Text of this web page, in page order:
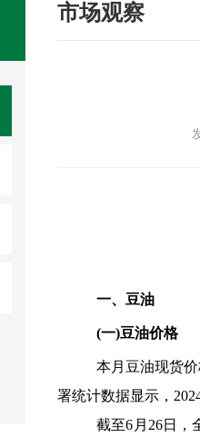
市场观察
一、豆油
(一)豆油价格
本月豆油现货
署统计数据显示，
截至6月26日，